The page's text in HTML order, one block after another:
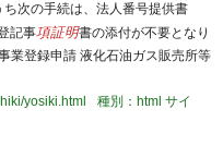
次の手続は、法人番号提供書
記事項証明書の添付が不要となり
業登録申請 液化石油ガス販売所等
yosiki.html
種別：html サイ